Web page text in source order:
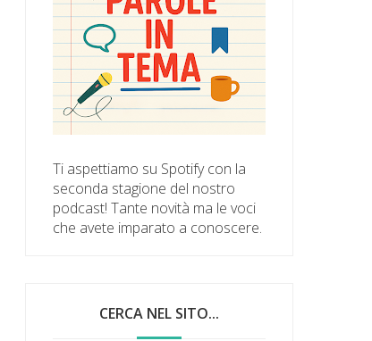
Ti aspettiamo su Spotify con la
seconda stagione del nostro
podcast! Tante novità ma le voci
che avete imparato a conoscere.
CERCA NEL SITO...